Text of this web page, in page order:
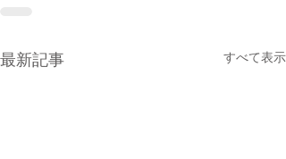
最新記事 すべて表示